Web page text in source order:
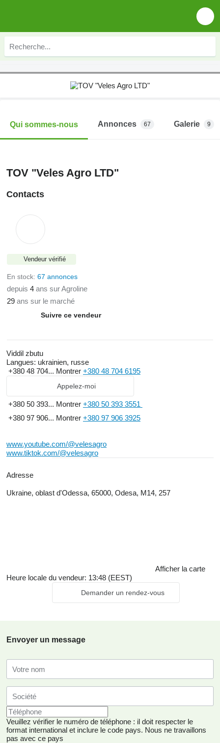
Qui sommes-nous Annonces 67 Galerie 9
TOV "Veles Agro LTD"
Contacts
Vendeur vérifié
En stock: 67 annonces
depuis 4 ans sur Agroline
29 ans sur le marché
Suivre ce vendeur
Viddil zbutu
Langues: ukrainien, russe
+380 48 704... Montrer +380 48 704 6195
Appelez-moi
+380 50 393... Montrer +380 50 393 3551
+380 97 906... Montrer +380 97 906 3925
www.youtube.com/@velesagro
www.tiktok.com/@velesagro
Adresse
Ukraine, oblast d'Odessa, 65000, Odesa, M14, 257
Afficher la carte
Heure locale du vendeur: 13:48 (EEST)
Demander un rendez-vous
Envoyer un message
Veuillez vérifier le numéro de téléphone : il doit respecter le
format international et inclure le code pays. Nous ne travaillons
pas avec ce pays